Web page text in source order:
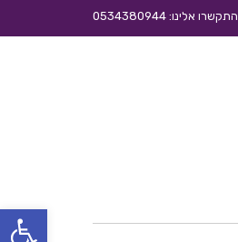
פתח
התקשרו אלינו: 0534380944